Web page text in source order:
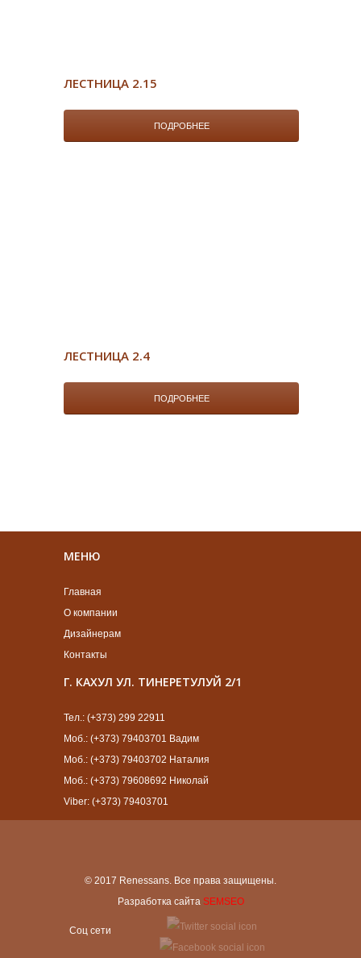
ЛЕСТНИЦА 2.15
ПОДРОБНЕЕ
ЛЕСТНИЦА 2.4
ПОДРОБНЕЕ
МЕНЮ
Главная
О компании
Дизайнерам
Контакты
Г. КАХУЛ УЛ. ТИНЕРЕТУЛУЙ 2/1
Тел.: (+373) 299 22911
Моб.: (+373) 79403701 Вадим
Моб.: (+373) 79403702 Наталия
Моб.: (+373) 79608692 Николай
Viber: (+373) 79403701
© 2017 Renessans. Все права защищены.
Разработка сайта SEMSEO
Cоц сети